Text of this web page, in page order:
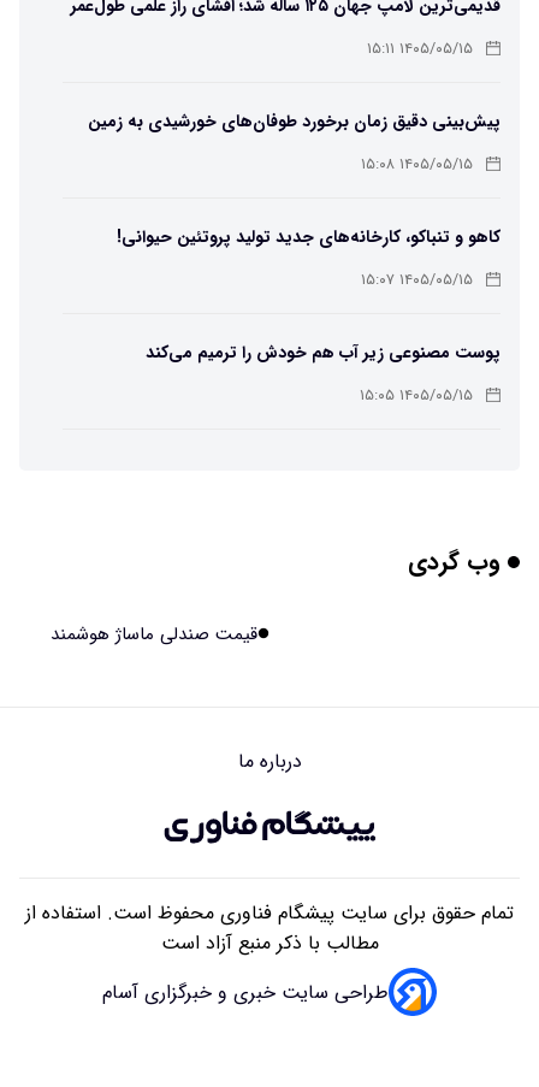
قدیمی‌ترین لامپ جهان ۱۲۵ ساله شد؛ افشای راز علمی طول‌عمر
لامپ سنتنیال
۱۴۰۵/۰۵/۱۵ ۱۵:۱۱
پیش‌بینی دقیق زمان برخورد طوفان‌های خورشیدی به زمین
ممکن شد
۱۴۰۵/۰۵/۱۵ ۱۵:۰۸
کاهو و تنباکو، کارخانه‌های جدید تولید پروتئین حیوانی!
۱۴۰۵/۰۵/۱۵ ۱۵:۰۷
پوست مصنوعی زیر آب هم خودش را ترمیم می‌کند
۱۴۰۵/۰۵/۱۵ ۱۵:۰۵
برنج فضایی چین به مرحله برداشت رسید
ایرانی‌ها چقدر از هوش مصنوعی استفاده می‌کنند؟
وب گردی
قیمت صندلی ماساژ هوشمند
درباره ما
تمام حقوق برای سایت پیشگام فناوری محفوظ است. استفاده از
مطالب با ذکر منبع آزاد است
طراحی سایت خبری و خبرگزاری آسام